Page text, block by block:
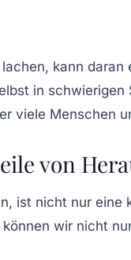
kann
in
viele Menschen
von
ist nicht nur
wir nicht